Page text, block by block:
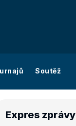
Soutěž
Expres zprávy